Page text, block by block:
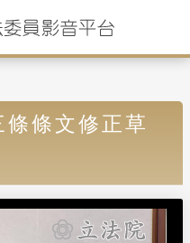
條文修正草